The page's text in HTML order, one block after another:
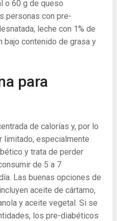
o 60 g de queso
personas con pre-
leche con 1% de
bajo contenido de grasa y
para
de calorías y, por lo
limitado, especialmente
y trata de perder
de 5 a 7
Las buenas opciones de
aceite de cártamo,
y aceite vegetal. Si se
los pre-diabéticos